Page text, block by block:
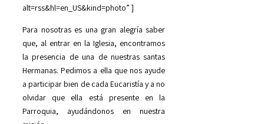
alt=rss&hl=en_US&kind=photo” ]
Para nosotras es una gran alegría saber
que, al entrar en la Iglesia, encontramos
la presencia de una de nuestras santas
Hermanas. Pedimos a ella que nos ayude
a participar bien de cada Eucaristía y a no
olvidar que ella está presente en la
Parroquia, ayudándonos en nuestra